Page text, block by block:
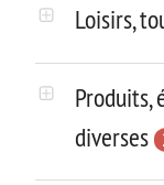
Loisirs,
diverses